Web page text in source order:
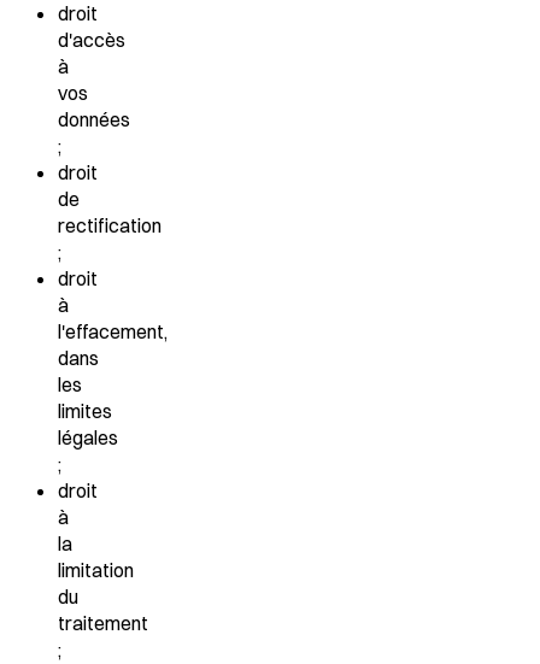
droit
d'accès
à
vos
données
;
droit
de
rectification
;
droit
à
l'effacement,
dans
les
limites
légales
;
droit
à
la
limitation
du
traitement
;